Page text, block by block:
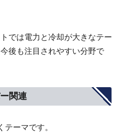
では電力と冷却が大きなテー
後も注目されやすい分野で
関連
テーマです。